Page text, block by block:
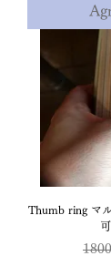
Thumb ring マ